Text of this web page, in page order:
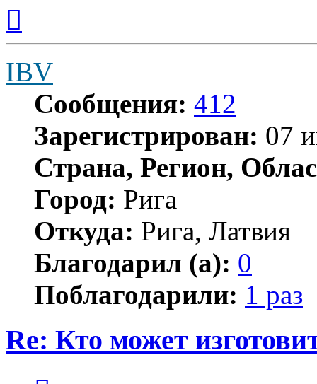
началу
IBV
Сообщения: 412
Зарегистрирован: 07
Страна, Регион,
Город: Рига
Откуда: Рига, Латвия
Благодарил (а): 0
Поблагодарили: 1 раз
Re: Кто может